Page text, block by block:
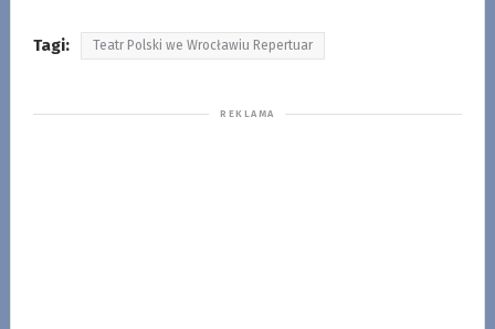
Tagi: Teatr Polski we Wrocławiu Repertuar